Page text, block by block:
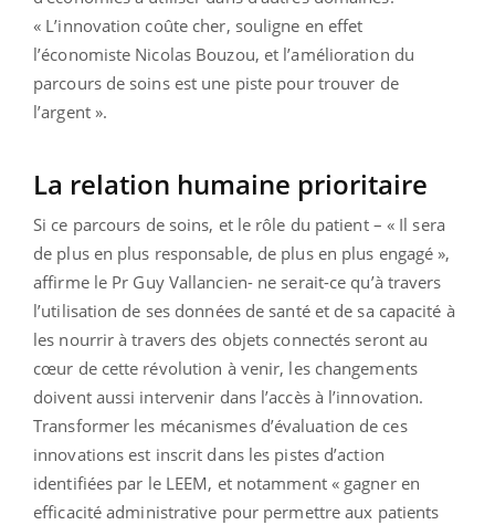
« L’innovation coûte cher, souligne en effet
l’économiste Nicolas Bouzou, et l’amélioration du
parcours de soins est une piste pour trouver de
l’argent ».
La relation humaine prioritaire
Si ce parcours de soins, et le rôle du patient – « Il sera
de plus en plus responsable, de plus en plus engagé »,
affirme le Pr Guy Vallancien- ne serait-ce qu’à travers
l’utilisation de ses données de santé et de sa capacité à
les nourrir à travers des objets connectés seront au
cœur de cette révolution à venir, les changements
doivent aussi intervenir dans l’accès à l’innovation.
Transformer les mécanismes d’évaluation de ces
innovations est inscrit dans les pistes d’action
identifiées par le LEEM, et notamment « gagner en
efficacité administrative pour permettre aux patients